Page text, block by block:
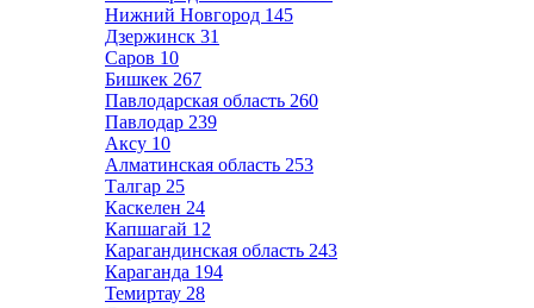
Нижний Новгород 145
Дзержинск 31
Саров 10
Бишкек 267
Павлодарская область 260
Павлодар 239
Аксу 10
Алматинская область 253
Талгар 25
Каскелен 24
Капшагай 12
Карагандинская область 243
Караганда 194
Темиртау 28